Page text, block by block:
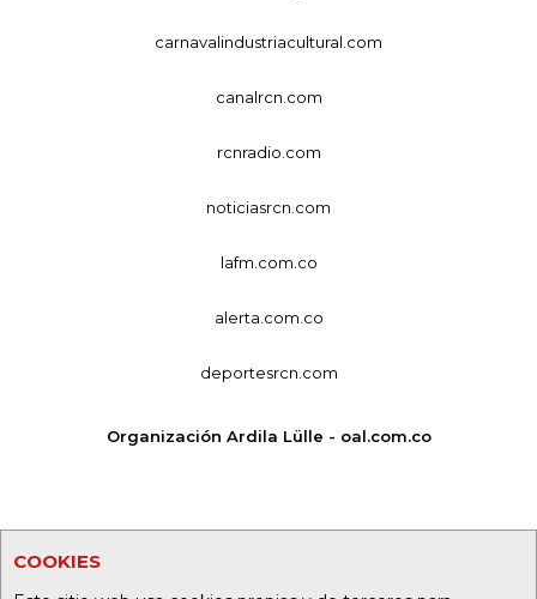
COOKIES
carnavalindustriacultural.com
canalrcn.com
rcnradio.com
noticiasrcn.com
lafm.com.co
alerta.com.co
deportesrcn.com
Organización Ardila Lülle - oal.com.co